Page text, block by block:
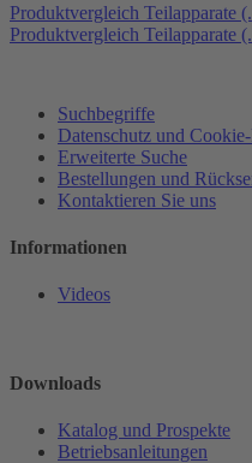
Produktvergleich Teilapparate
Produktvergleich Teilapparate
Suchbegriffe
Datenschutz und
Erweiterte Suche
Bestellungen und
Kontaktieren Sie uns
Informationen
Videos
Downloads
Katalog und Prospekte
Betriebsanleitungen